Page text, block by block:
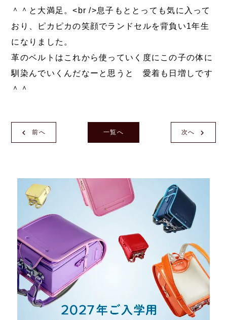
＾＾と大満足。<br />息子もととっても気に入って
おり、ピカピカの笑顔でランドセルを背負い1年生
になりました。
革のベルトはこれから使っていく度にこの子の体に
馴染んでいくんだなーと思うと 愛着も日増しです
＾＾
前へ 次へ
一覧へ